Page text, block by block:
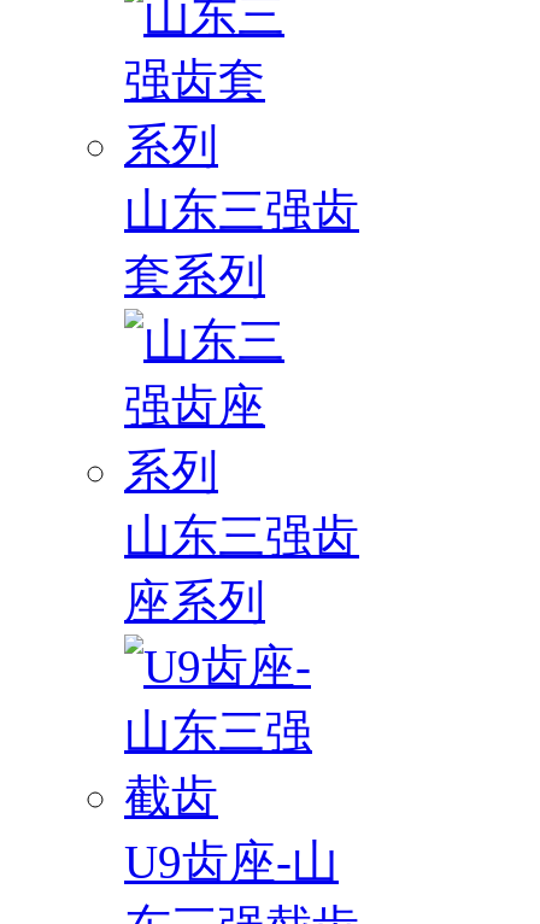
山东三强齿
套系列
山东三强齿
座系列
U9齿座-山